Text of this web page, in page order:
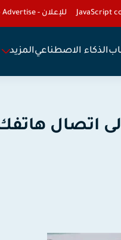
للإعلان - To Advertise
الذكاء الاصطناعيالمزيد
اتصال